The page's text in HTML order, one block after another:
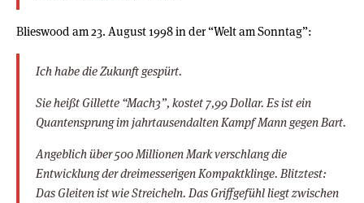
Blieswood am 23. August 1998 in der “Welt am Sonntag”:
Ich habe die Zukunft gespürt.
Sie heißt Gillette “Mach3”, kostet 7,99 Dollar. Es ist ein
Quantensprung im jahrtausendalten Kampf Mann gegen Bart.
Angeblich über 500 Millionen Mark verschlang die
Entwicklung der dreimesserigen Kompaktklinge. Blitztest:
Das Gleiten ist wie Streicheln. Das Griffgefühl liegt zwischen